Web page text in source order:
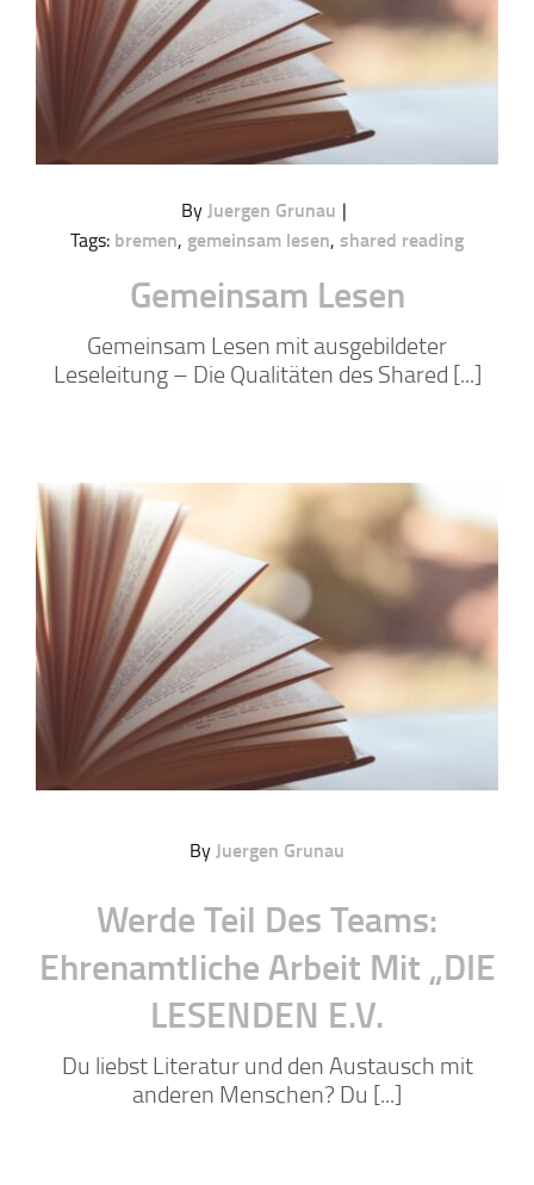
ByJuergen Grunau |
Tags: bremen, gemeinsam lesen, shared reading
Gemeinsam Lesen
Gemeinsam Lesen mit ausgebildeter
Leseleitung – Die Qualitäten des Shared [...]
ByJuergen Grunau
Werde Teil Des Teams:
Ehrenamtliche Arbeit Mit „DIE
LESENDEN E.V.
Du liebst Literatur und den Austausch mit
anderen Menschen? Du [...]